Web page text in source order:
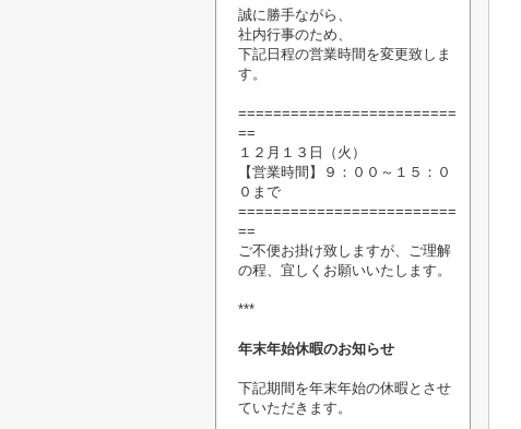
誠に勝手ながら、
社内行事のため、
下記日程の営業時間を変更致しま
す。
=========================
==
１２月１３日（火）
【営業時間】
９：００～１５：０
０まで
=========================
==
ご不便お掛け致しますが、ご理解
の程、宜しくお願いいたします。
***
年末年始休暇のお知らせ
下記期間を年末年始の休暇 とさせ
ていただきます。